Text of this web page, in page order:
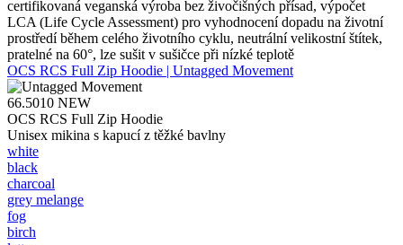
certifikovaná veganská výroba bez živočišných přísad, výpočet
LCA (Life Cycle Assessment) pro vyhodnocení dopadu na životní
prostředí během celého životního cyklu, neutrální velikostní štítek,
pratelné na 60°, lze sušit v sušičce při nízké teplotě
OCS RCS Full Zip Hoodie | Untagged Movement
66.5010 NEW
OCS RCS Full Zip Hoodie
Unisex mikina s kapucí z těžké bavlny
white
black
charcoal
grey melange
fog
birch